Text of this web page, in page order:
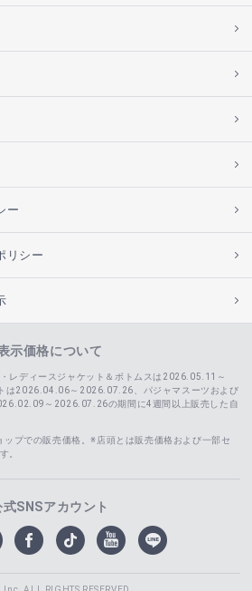
ー
リシー
示価格について
レディースジャケット＆ボトムスは2026.05.11～
は2026.04.06～2026.07.26、
パジャマスーツおよび
～2026.07.26の期間に4週間以上販売した自
ップでの販売価格。※店頭とは販売価格および一部セ
。
式SNSアカウント